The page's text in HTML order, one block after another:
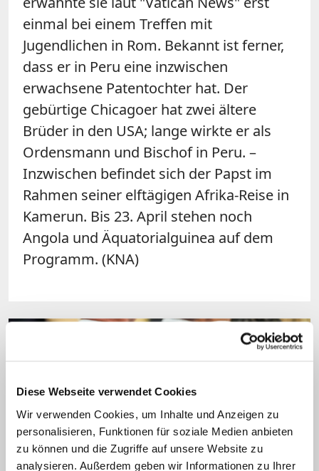
Diese Webseite verwendet Cookies
Wir verwenden Cookies, um Inhalte und Anzeigen zu
personalisieren, Funktionen für soziale Medien anbieten
zu können und die Zugriffe auf unsere Website zu
analysieren. Außerdem geben wir Informationen zu Ihrer
einmal bei einem Treffen mit
Jugendlichen in Rom. Bekannt ist ferner,
dass er in Peru eine inzwischen
erwachsene Patentochter hat. Der
gebürtige Chicagoer hat zwei ältere
Brüder in den USA; lange wirkte er als
Ordensmann und Bischof in Peru. –
Inzwischen befindet sich der Papst im
Rahmen seiner elftägigen Afrika-Reise in
Kamerun. Bis 23. April stehen noch
Angola und Äquatorialguinea auf dem
Programm. (KNA)